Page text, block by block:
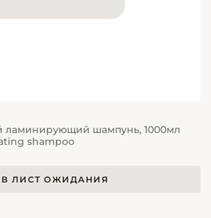
ламинирующий шампунь, 1000мл
shampoo
В ЛИСТ ОЖИДАНИЯ